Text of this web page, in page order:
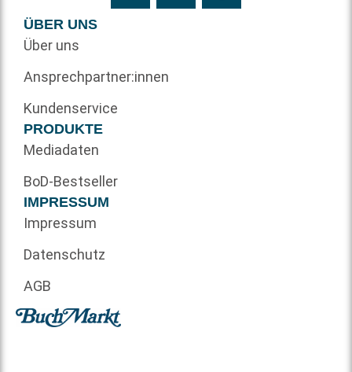
ÜBER UNS
Über uns
Ansprechpartner:innen
Kundenservice
PRODUKTE
Mediadaten
BoD-Bestseller
IMPRESSUM
Impressum
Datenschutz
AGB